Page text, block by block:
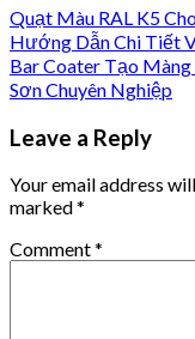
Quạt Màu RAL K5
Hướng Dẫn Chi Tiết
Bar Coater Tạo
Sơn Chuyên Nghiệp
Leave a Reply
Your email address
marked*
Comment*